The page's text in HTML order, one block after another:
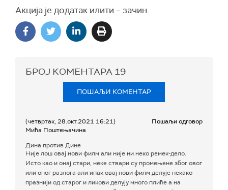
Акција је додатак илити – зачин.
БРОЈ КОМЕНТАРА 19
ПОШАЉИ КОМЕНТАР
(четвртак, 28.окт.2021 16:21)
Мића Поштењачина
Пошаљи одговор
Дина против Дине
Није лош овај нови филм али није ни неко ремек-дело.
Исто као и онај стари, неке ствари су промењене због овог
или оног разлога али ипак овај нови филм делује некако
празнији од старог и ликови делују много плиће а на